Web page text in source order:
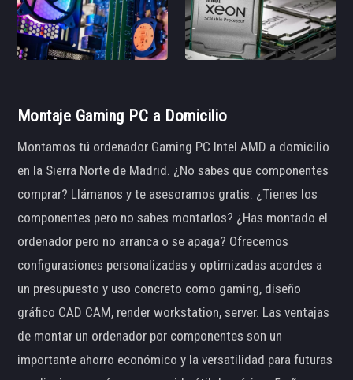
Montaje Gaming PC a Domicilio
Montamos tú ordenador Gaming PC Intel AMD a domicilio
en la Sierra Norte de Madrid. ¿No sabes que componentes
comprar? Llámanos y te asesoramos gratis. ¿Tienes los
componentes pero no sabes montarlos? ¿Has montado el
ordenador pero no arranca o se apaga? Ofrecemos
configuraciones personalizadas y optimizadas acordes a
un presupuesto y uso concreto como gaming, diseño
gráfico CAD CAM, render workstation, server. Las ventajas
de montar un ordenador por componentes son un
importante ahorro económico y la versatilidad para futuras